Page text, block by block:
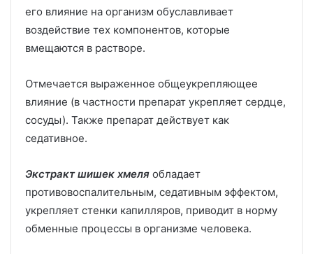
его влияние на организм обуславливает
воздействие тех компонентов, которые
вмещаются в растворе.
Отмечается выраженное общеукрепляющее
влияние (в частности препарат укрепляет сердце,
сосуды). Также препарат действует как
седативное.
Экстракт шишек хмеля обладает
противовоспалительным, седативным эффектом,
укрепляет стенки капилляров, приводит в норму
обменные процессы в организме человека.